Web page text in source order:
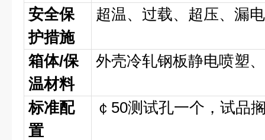
安全保
护措施
超温、过载、超压、漏
箱体/保
温材料
外壳冷轧钢板静电喷塑
标准配
置
￠50测试孔一个，试品